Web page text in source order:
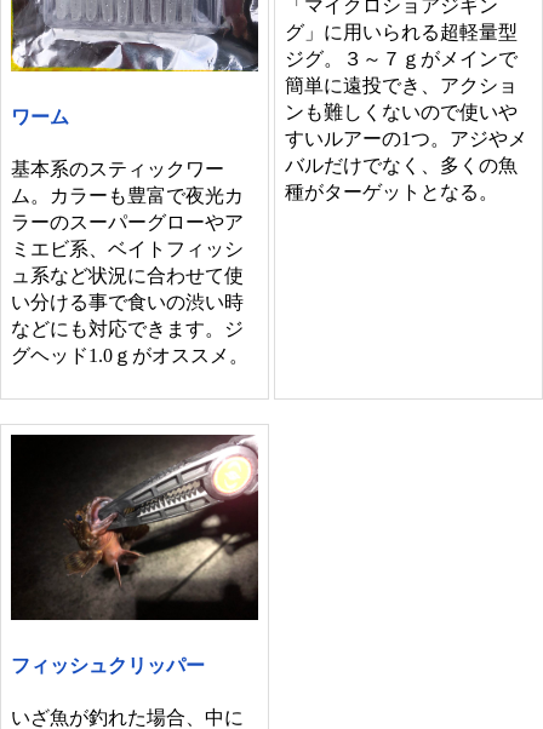
ワーム
基本系のスティックワー
ム。カラーも豊富で夜光カ
ラーのスーパーグローやア
ミエビ系、ベイトフィッシ
ュ系など状況に合わせて使
い分ける事で食いの渋い時
などにも対応できます。ジ
グヘッド1.0ｇがオススメ。
「マイクロショアジギン
グ」に用いられる超軽量型
ジグ。３～７ｇがメインで
簡単に遠投でき、アクショ
ンも難しくないので使いや
すいルアーの1つ。アジやメ
バルだけでなく、多くの魚
種がターゲットとなる。
フィッシュクリッパー
いざ魚が釣れた場合、中に